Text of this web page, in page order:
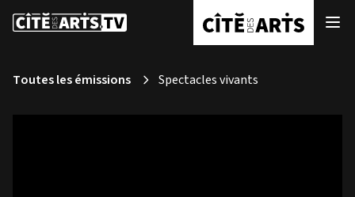
Toutes les émissions Spectacles vivants